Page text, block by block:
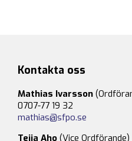
Kontakta oss
Mathias Ivarsson
0707-77 19 32
mathias@sfpo.se
Teija Aho (Vice Ordförande)